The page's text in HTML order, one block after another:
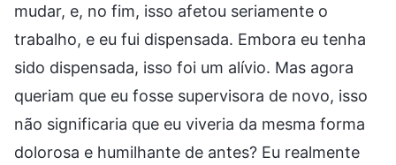
mudar, e, no fim, isso afetou seriamente o
trabalho, e eu fui dispensada. Embora eu tenha
sido dispensada, isso foi um alívio. Mas agora
queriam que eu fosse supervisora de novo, isso
não significaria que eu viveria da mesma forma
dolorosa e humilhante de antes? Eu realmente